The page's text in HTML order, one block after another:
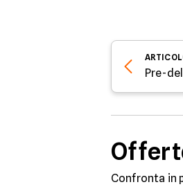
Pre-
Confronta in